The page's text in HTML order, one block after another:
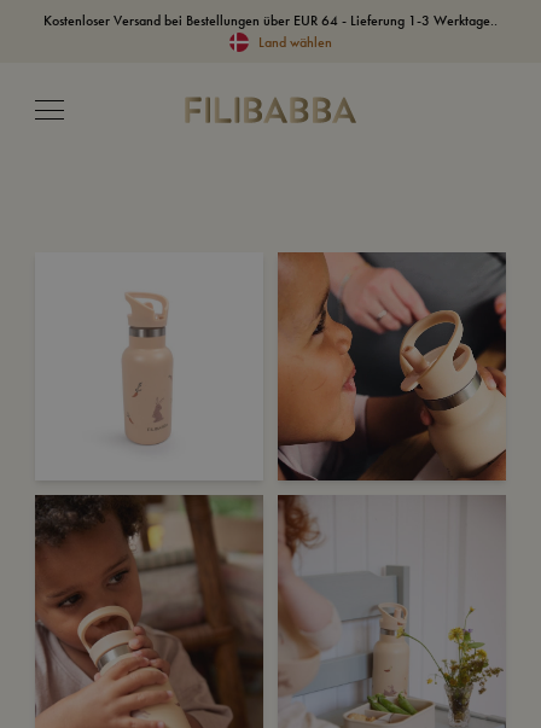
Kostenloser Versand bei Bestellungen über EUR 64 - Lieferung 1-3 Werktage..
Land wählen